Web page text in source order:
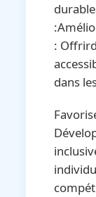
:
dans